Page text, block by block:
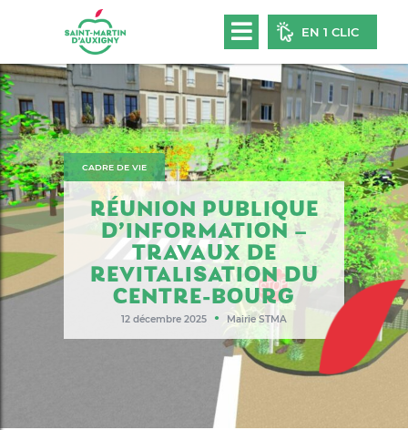
EN 1 CLIC
CADRE DE VIE
RÉUNION PUBLIQUE
D’INFORMATION –
TRAVAUX DE
REVITALISATION DU
CENTRE-BOURG
12 décembre 2025 ● Mairie STMA